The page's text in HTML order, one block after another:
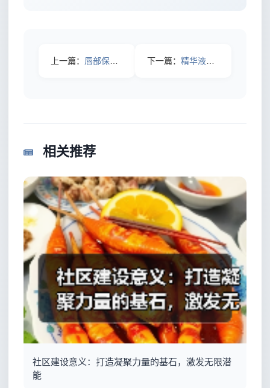
上一篇： 唇部保养方法：掌握这几招，让你的双唇亮出自信光彩 下一篇： 精华液功效解析：一篇让你焕发新生的深度指南
相关推荐
社区建设意义：打造凝聚力量的基石，激发无限潜
能